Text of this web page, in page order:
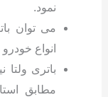
نمود.
می توان
انواع
باتری ولتا
مطابق